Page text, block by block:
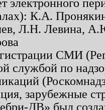
электронного
К.А.
Л.Н. Левина,
СМИ
службой по
зарубежные
ДВ» был